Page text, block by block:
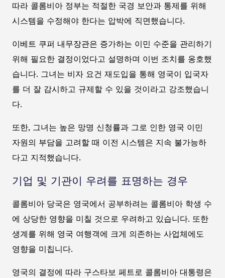
따라 콜롬비아 정부는 적절한 국경 보안과 통제를 위해
시스템을 수정해야 한다는 압박에 직면했습니다.
이베트 쿠퍼 내무장관은 증가하는 이민 수준을 관리하기
위해 필요한 결정이었다고 설명하며 이번 조치를 옹호했
습니다. 그녀는 비자 요건 재도입을 통해 영국이 입국자
를 더 잘 감시하고 규제할 수 있을 것이라고 강조했습니
다.
또한, 그녀는 높은 망명 신청률과 그로 인한 영국 이민
자원의 부담을 고려할 때 이전 시스템은 지속 불가능하
다고 지적했습니다.
기업 및 기관이 우려를 표명하는 경우
콜롬비아 당국은 영국에서 공부하려는 콜롬비아 학생 수
에 상당한 영향을 미칠 것으로 우려하고 있습니다. 또한
생계를 위해 영국 여행객에 크게 의존하는 사업체에도
영향을 미칩니다.
영국의 결정에 따라 구스타보 페트로 콜롬비아 대통령은